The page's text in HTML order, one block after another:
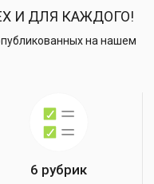
И ДЛЯ КАЖДОГО!
на нашем
6 рубрик